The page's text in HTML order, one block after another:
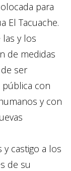
para
El Tacuache.
las y los
de medidas
ser
pública con
y con
y castigo a los
de su